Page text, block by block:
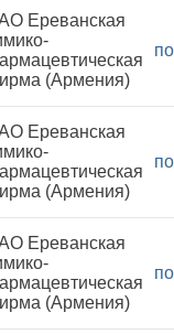
Ереванская
(Армения)
Ереванская
(Армения)
Ереванская
(Армения)